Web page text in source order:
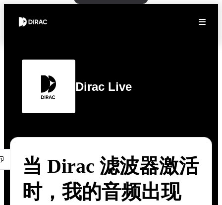
Dirac Live
当 Dirac 滤波器激活
时，我的音频出现